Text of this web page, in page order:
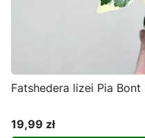
Fatshedera lizei Pia
Cena
19,99 zł